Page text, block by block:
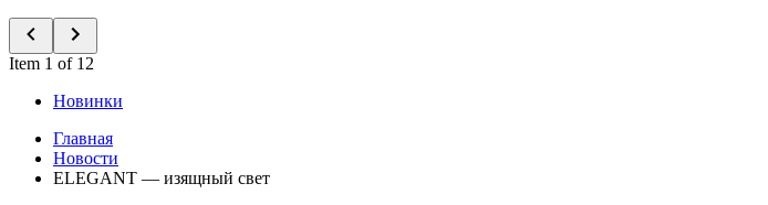
Item 1 of 12
Новинки
Главная
Новости
ELEGANT — изящный свет